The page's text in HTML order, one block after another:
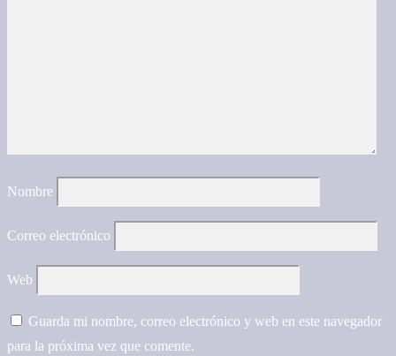
Nombre
Correo electrónico
Web
Guarda mi nombre, correo electrónico y web en este navegador
para la próxima vez que comente.